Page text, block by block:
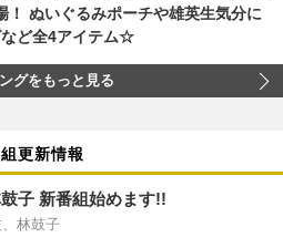
！ ぬいぐるみポーチや雄英生気分に
ど全4アイテム☆
グをもっと見る
更新情報
子 新番組始めます!!
林鼓子